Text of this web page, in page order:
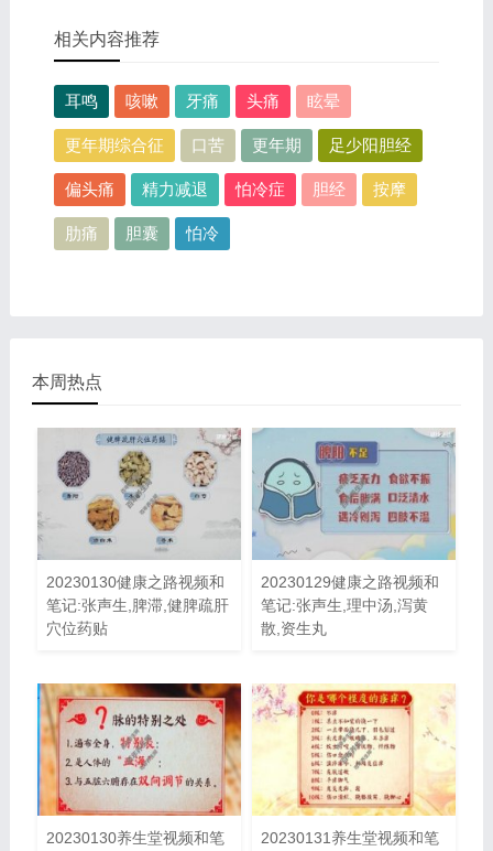
相关内容推荐
耳鸣 咳嗽 牙痛 头痛 眩晕
更年期综合征 口苦 更年期 足少阳胆经
偏头痛 精力减退 怕冷症 胆经 按摩
肋痛 胆囊 怕冷
本周热点
20230130健康之路视频和
笔记:张声生,脾滞,健脾疏肝
穴位药贴
20230129健康之路视频和
笔记:张声生,理中汤,泻黄
散,资生丸
20230130养生堂视频和笔
20230131养生堂视频和笔